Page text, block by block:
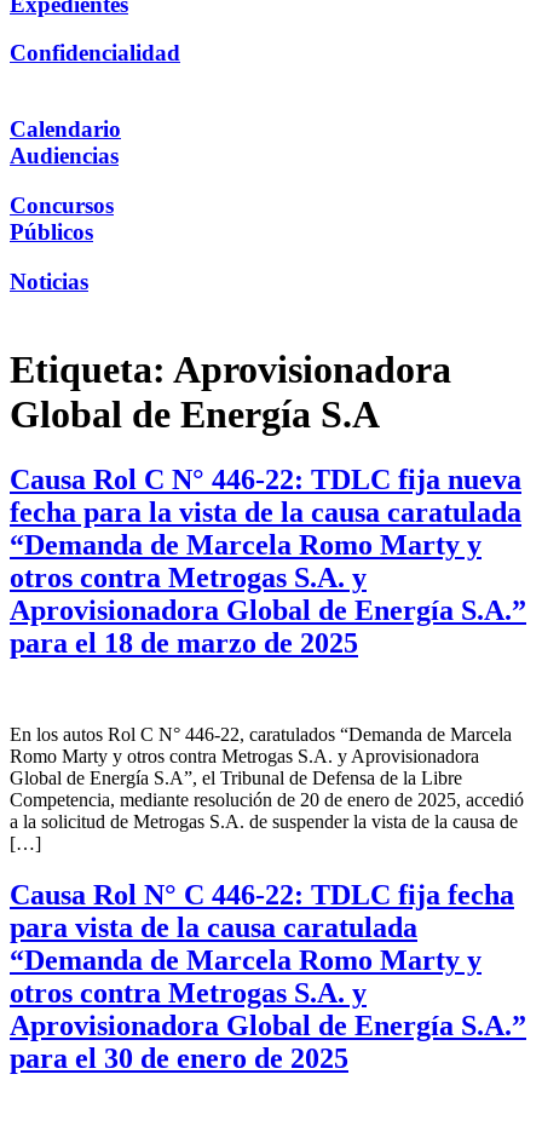
Confidencialidad
Calendario
Audiencias
Concursos
Públicos
Noticias
Etiqueta: Aprovisionadora
Global de Energía S.A
Causa Rol C N° 446-22: TDLC fija nueva
fecha para la vista de la causa caratulada
“Demanda de Marcela Romo Marty y
otros contra Metrogas S.A. y
Aprovisionadora Global de Energía S.A.”
para el 18 de marzo de 2025
En los autos Rol C N° 446-22, caratulados “Demanda de Marcela
Romo Marty y otros contra Metrogas S.A. y Aprovisionadora
Global de Energía S.A”, el Tribunal de Defensa de la Libre
Competencia, mediante resolución de 20 de enero de 2025, accedió
a la solicitud de Metrogas S.A. de suspender la vista de la causa de
[…]
Causa Rol N° C 446-22: TDLC fija fecha
para vista de la causa caratulada
“Demanda de Marcela Romo Marty y
otros contra Metrogas S.A. y
Aprovisionadora Global de Energía S.A.”
para el 30 de enero de 2025